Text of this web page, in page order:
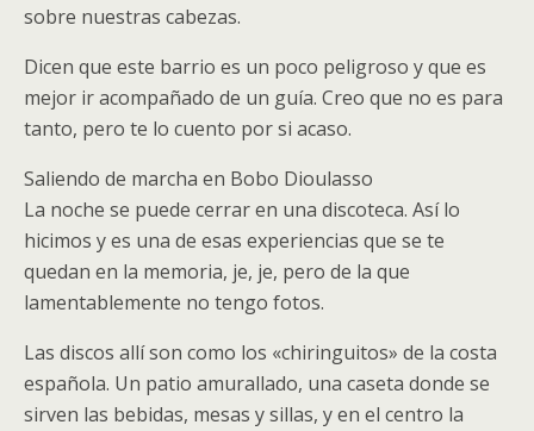
sobre nuestras cabezas.
Dicen que este barrio es un poco peligroso y que es
mejor ir acompañado de un guía. Creo que no es para
tanto, pero te lo cuento por si acaso.
Saliendo de marcha en Bobo Dioulasso
La noche se puede cerrar en una discoteca. Así lo
hicimos y es una de esas experiencias que se te
quedan en la memoria, je, je, pero de la que
lamentablemente no tengo fotos.
Las discos allí son como los «chiringuitos» de la costa
española. Un patio amurallado, una caseta donde se
sirven las bebidas, mesas y sillas, y en el centro la